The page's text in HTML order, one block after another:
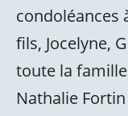
condoléances
fils, Jocelyne,
toute la
Nathalie